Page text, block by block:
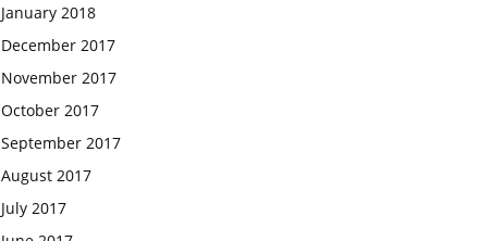
January 2018
December 2017
November 2017
October 2017
September 2017
August 2017
July 2017